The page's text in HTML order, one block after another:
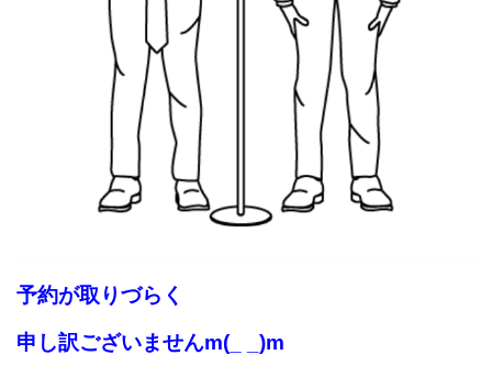
予約が取りづらく
申し訳ございませんm(_ _)m